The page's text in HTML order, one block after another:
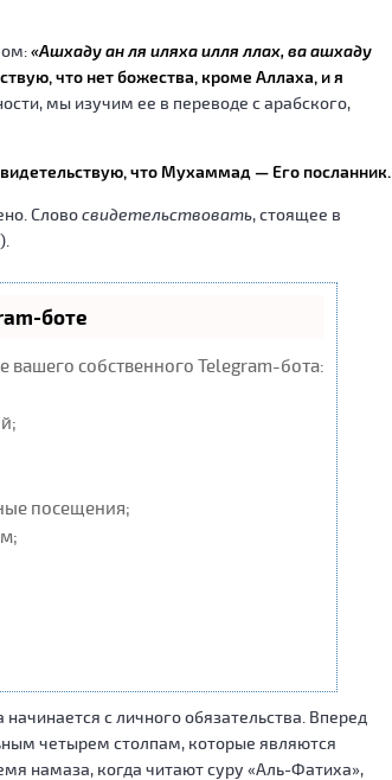
«Ашхаду ан ля иляха илля ллах, ва ашхаду
что нет божества, кроме Аллаха, и я
мы изучим ее в переводе с арабского,
что Мухаммад — Его посланник.
Словосвидетельствовать, стоящее в
).
боте
собственного Telegram-бота:
посещения;
с личного обязательства. Вперед
четырем столпам, которые являются
намаза, когда читают суру «Аль-Фатиха»,